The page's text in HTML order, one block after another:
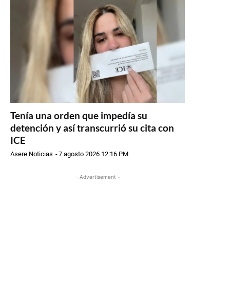
Tenía una orden que impedía su
detención y así transcurrió su cita con
ICE
Asere Noticias -7 agosto 2026 12:16 PM
- Advertisement -